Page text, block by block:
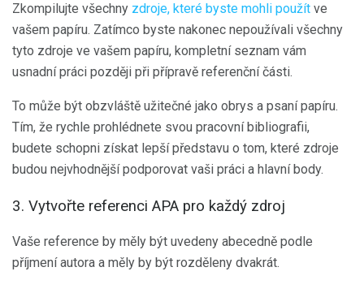
Zkompilujte všechny zdroje, které byste mohli použít ve
vašem papíru. Zatímco byste nakonec nepoužívali všechny
tyto zdroje ve vašem papíru, kompletní seznam vám
usnadní práci později při přípravě referenční části.
To může být obzvláště užitečné jako obrys a psaní papíru.
Tím, že rychle prohlédnete svou pracovní bibliografii,
budete schopni získat lepší představu o tom, které zdroje
budou nejvhodnější podporovat vaši práci a hlavní body.
3. Vytvořte referenci APA pro každý zdroj
Vaše reference by měly být uvedeny abecedně podle
příjmení autora a měly by být rozděleny dvakrát.